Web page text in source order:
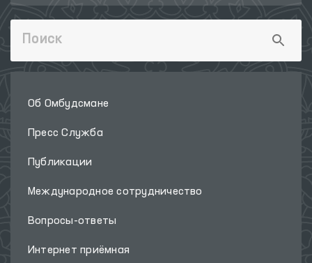
Об Омбудсмане
Пресс Служба
Публикации
Международное сотрудничество
Вопросы-ответы
Интернет приёмная